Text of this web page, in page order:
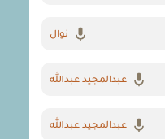
نوال
عبدالمجيد عبدالله
عبدالمجيد عبدالله